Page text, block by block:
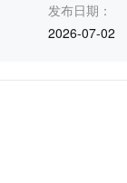
发布日期：
2026-07-02